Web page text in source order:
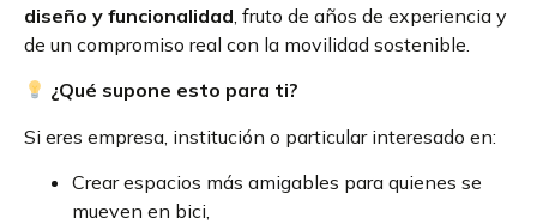
diseño y funcionalidad , fruto de años de experiencia y
de un compromiso real con la movilidad sostenible.
¿Qué supone esto para ti?
Si eres empresa, institución o particular interesado en:
Crear espacios más amigables para quienes se
mueven en bici,